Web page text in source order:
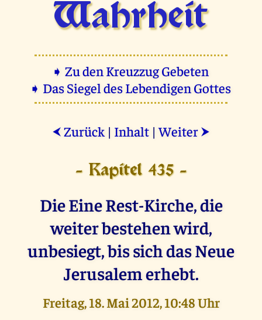
Wahrheit
➧ Zu den Kreuzzug Gebeten
➧ Das Siegel des Lebendigen Gottes
⮜ Zurück | Inhalt |Weiter ⮞
- Kapitel 435 -
Die Eine Rest-Kirche, die
weiter bestehen wird,
unbesiegt, bis sich das Neue
Jerusalem erhebt.
Freitag, 18. Mai 2012, 10:48 Uhr